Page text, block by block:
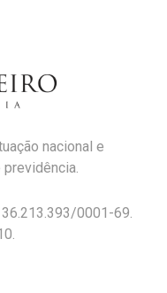
nacional e
0001-69.